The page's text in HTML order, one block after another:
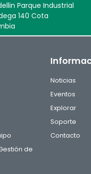
Parque Industrial
140 Cota
de
Noticias
Eventos
Explorar
Soporte
Contacto